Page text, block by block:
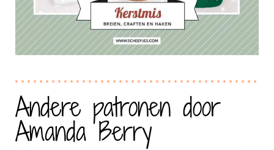
Andere patronen door
Amanda Berry